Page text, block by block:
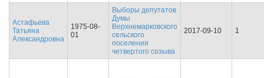
Астафьева
Татьяна
Александровна
1975-08-
01
Выборы депутатов
Думы
Верхнемарковского
сельского
поселения
четвертого созыва
2017-09-10 1